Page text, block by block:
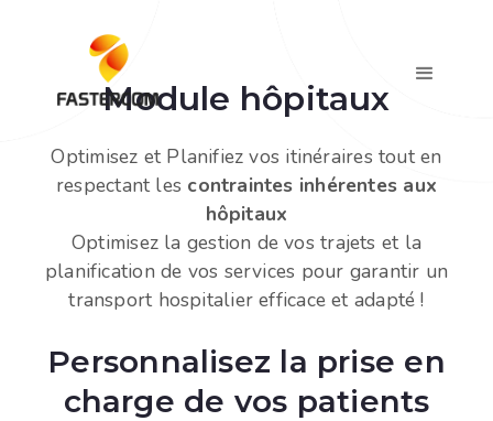
Module hôpitaux
Optimisez et Planifiez vos itinéraires tout en
respectant les contraintes inhérentes aux
hôpitaux
Optimisez la gestion de vos trajets et la
planification de vos services pour garantir un
transport hospitalier efficace et adapté !
Personnalisez la prise en
charge de vos patients